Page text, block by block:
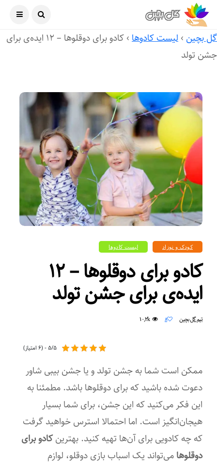
آگوست ۷, ۲۰۲۶
بچین›لیست کادوها›
کادو برای دوقلوها – ۱۲ ایده‌ی برای
تولد
کودک و نوزاد لیست کادوها
کادو برای دوقلوها – ۱۲
ایده‌ی برای جشن تولد
تیم گل بچین ۸ ۱۰,۲k
۵/۵ - (۶ امتیاز)
ممکن است شما به جشن تولد و یا جشن بیبی شاور
دعوت شده باشید که برای دوقلوها باشد. مطمئنا به
این فکر می‌کنید که این جشن، برای شما بسیار
هیجان‌انگیز است. اما احتمالا استرس خواهید گرفت
که چه کادویی برای آن‌ها تهیه کنید. بهترینکادو برای
دوقلوهامی‌تواند یک اسباب بازی دوقلو، لوازم